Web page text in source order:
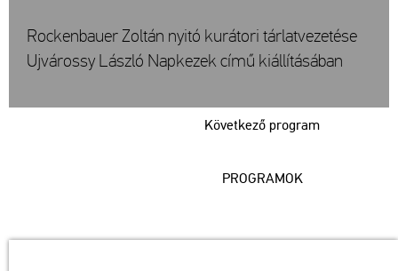
Következő program
Rockenbauer Zoltán nyitó kurátori tárlatvezetése
Ujvárossy László Napkezek című kiállításában
PROGRAMOK